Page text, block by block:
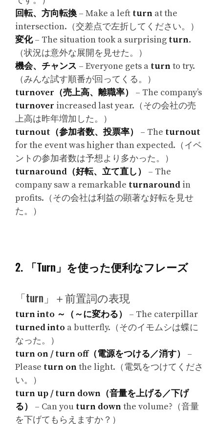
回転、方向転換– Make a left turn at the
intersection.（交差点で左折してください。）
変化– The situation took a surprising turn.
（状況は意外な展開を見せた。）
機会、チャンス – Everyone gets a turn to try.
（みんな試す順番が回ってくる。）
turnover（売上高、離職率）
– The company’s
turnover increased last year.（その会社の売
上高は昨年増加した。）
turnout（参加者数、投票率）
– The turnout
for the event was higher than expected.（イベ
ントの参加者数は予想より多かった。）
turnaround（好転、立て直し）
– The
company saw a remarkable turnaround in
profits.（その会社は利益の顕著な好転を見せ
た。）
2. 「Turn」を使った便利なフレーズ
「turn」＋前置詞の表現
turn into ～（～に変わる）
– The caterpillar
turned into a butterfly.（そのイモムシは蝶に
なった。）
turn on / turn off（電源をつける／消す）
–
Please turn on the light.（電気をつけてくださ
い。）
turn up / turn down（音量を上げる／下げ
る）
– Can you turn down the volume?（音量
を下げてもらえますか？）